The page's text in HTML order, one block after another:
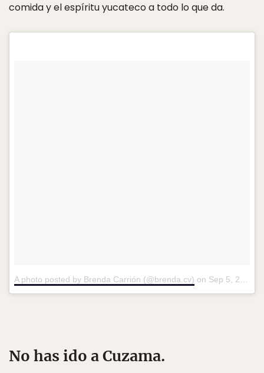
comida y el espíritu yucateco a todo lo que da.
A photo posted by Brenda Carrión (@brenda.cv) on Sep 5, 2016 at 11:44am PDT
No has ido a Cuzama.